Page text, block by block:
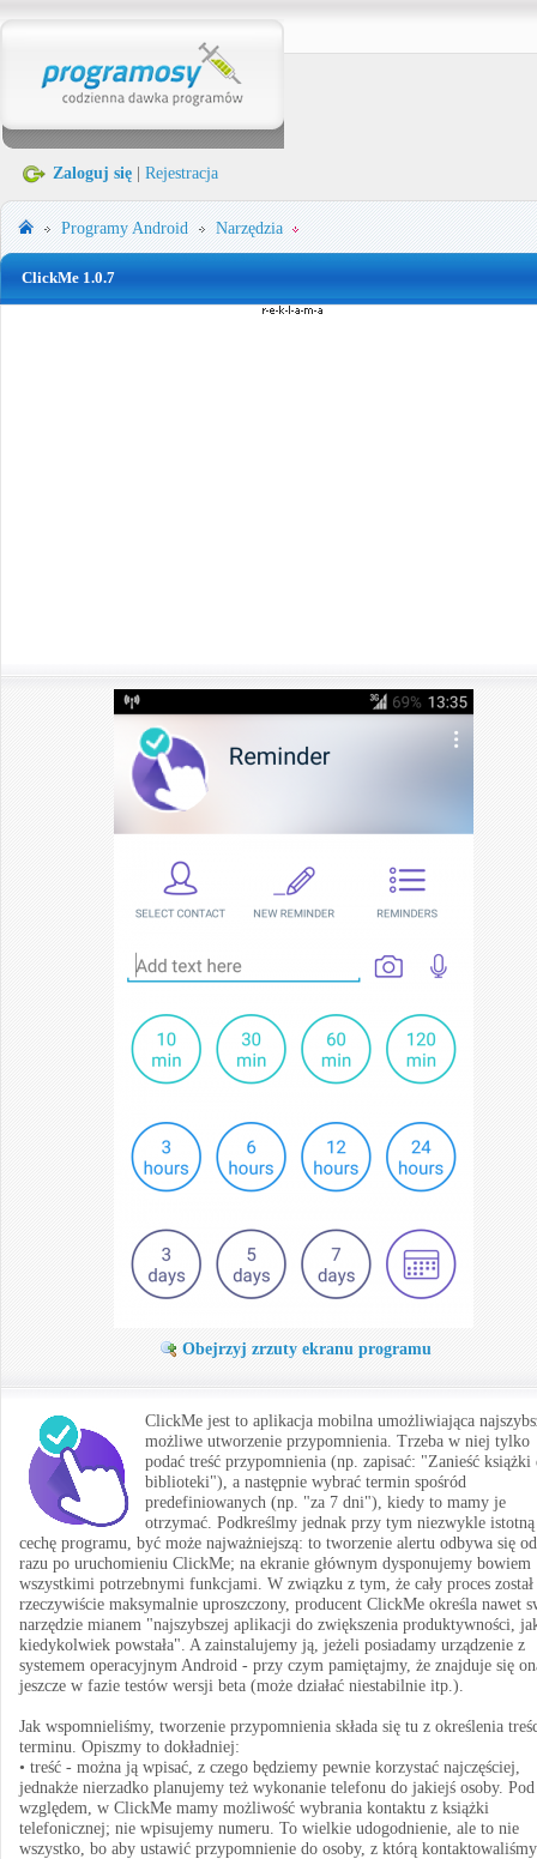
Zaloguj się Rejestracja
ProgramyAndroid Narzędzia
ClickMe 1.0.7
Obejrzyj zrzuty ekranu programu
ClickMe jest to aplikacja mobilna umożliwiająca
możliwe utworzenie przypomnienia. Trzeba w niej tylko
podać treść przypomnienia (np. zapisać: "Zanieść książki
biblioteki"), a następnie wybrać termin spośród
predefiniowanych (np. "za 7 dni"), kiedy to mamy je
otrzymać. Podkreślmy jednak przy tym niezwykle istotną
cechę programu, być może najważniejszą: to tworzenie alertu odbywa się od
razu po uruchomieniu ClickMe; na ekranie głównym dysponujemy bowiem
wszystkimi potrzebnymi funkcjami. W związku z tym, że cały proces został
rzeczywiście maksymalnie uproszczony, producent ClickMe określa nawet
narzędzie mianem "najszybszej aplikacji do zwiększenia produktywności,
kiedykolwiek powstała". A zainstalujemy ją, jeżeli posiadamy urządzenie z
systemem operacyjnym Android - przy czym pamiętajmy, że znajduje się
jeszcze w fazie testów wersji beta (może działać niestabilnie itp.).
Jak wspomnieliśmy, tworzenie przypomnienia składa się tu z określenia
terminu. Opiszmy to dokładniej:
• treść - można ją wpisać, z czego będziemy pewnie korzystać najczęściej,
jednakże nierzadko planujemy też wykonanie telefonu do jakiejś osoby.
względem, w ClickMe mamy możliwość wybrania kontaktu z książki
telefonicznej; nie wpisujemy numeru. To wielkie udogodnienie, ale to nie
wszystko, bo aby ustawić przypomnienie do osoby, z którą